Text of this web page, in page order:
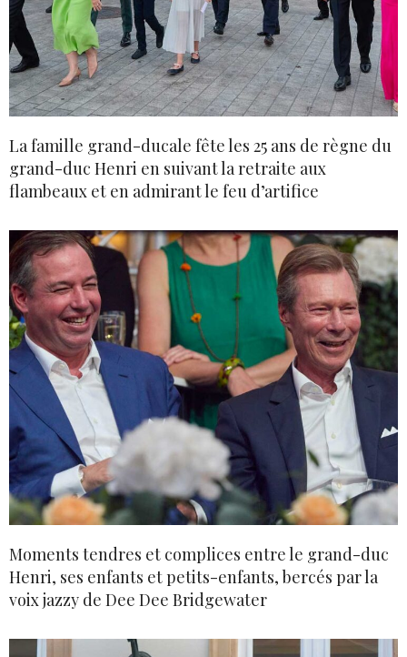
La famille grand-ducale fête les 25 ans de règne du
grand-duc Henri en suivant la retraite aux
flambeaux et en admirant le feu d’artifice
Moments tendres et complices entre le grand-duc
Henri, ses enfants et petits-enfants, bercés par la
voix jazzy de Dee Dee Bridgewater